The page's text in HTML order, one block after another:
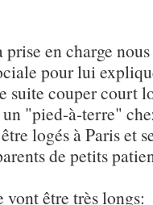
en charge
pour lui
suite couper court
"pied-à-terre"
logés à Paris et
de petits
vont être très longs: